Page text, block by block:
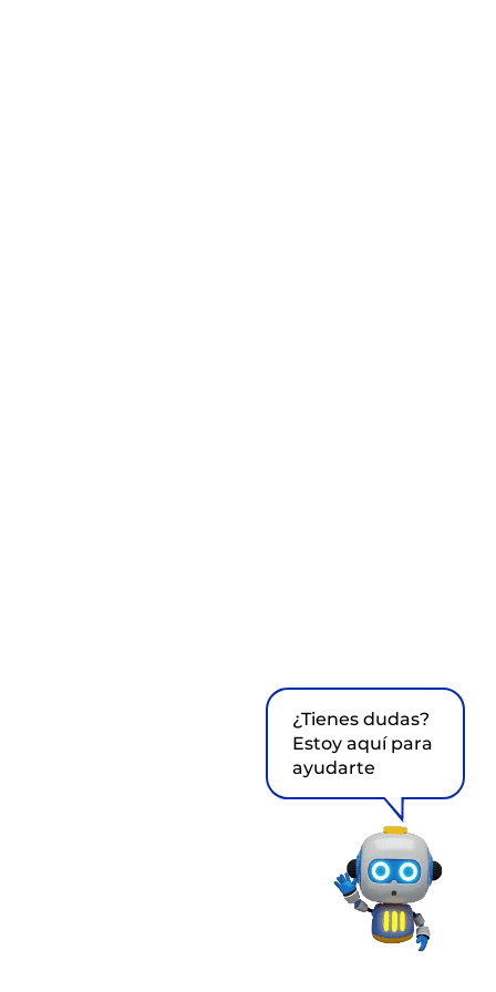
¿Tienes dudas?
Estoy aquí para
ayudarte